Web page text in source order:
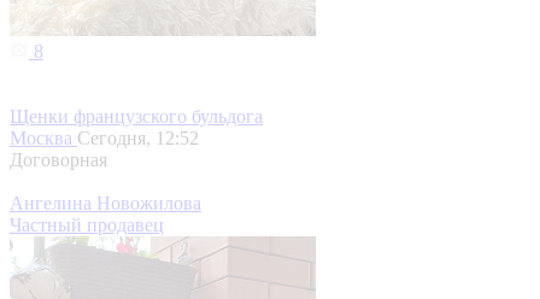
8
Щенки французского бульдога
Москва Сегодня, 12:52
Договорная
Ангелина Новожилова
Частный продавец